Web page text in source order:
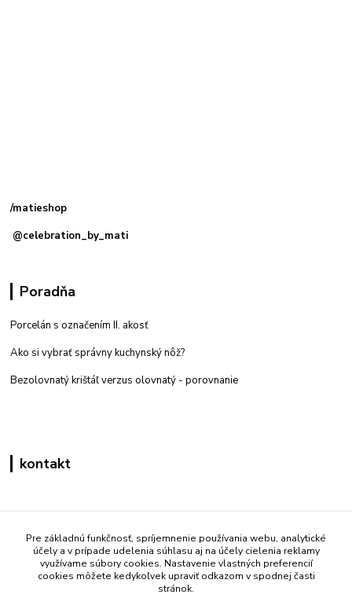
/matieshop
@celebration_by_mati
Poradňa
Porcelán s označením II. akosť
Ako si vybrať správny kuchynský nôž?
Bezolovnatý krištáľ verzus olovnatý - porovnanie
kontakt
+421 908 861 051
(Po - Pia 7:30-15:30)
info@mati.sk
Pre základnú funkčnosť, spríjemnenie používania webu, analytické
účely a v prípade udelenia súhlasu aj na účely cielenia reklamy
využívame súbory cookies. Nastavenie vlastných preferencií
cookies môžete kedykoľvek upraviť odkazom v spodnej časti
stránok.